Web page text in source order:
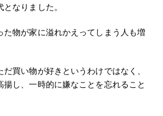
なりました。
た物が家に溢れかえってしまう人も増
買い物が好きというわけではなく、
し、一時的に嫌なことを忘れること